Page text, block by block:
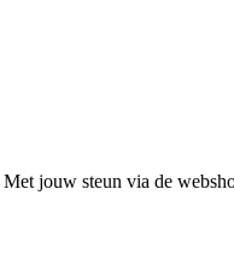
jouw steun via de